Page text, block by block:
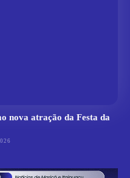
nova atração da Festa da